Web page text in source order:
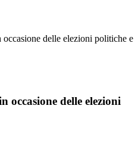
delle elezioni politiche e
occasione delle elezioni